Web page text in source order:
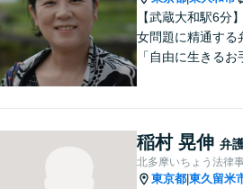
【武蔵大和駅6分
女問題に精通する
「自由に生きるお
お気軽にご相談く
【育休後アドバイ
ファシリテーター
稲村 晃伸 弁
北多摩いちょう法律
東京都 東久留米